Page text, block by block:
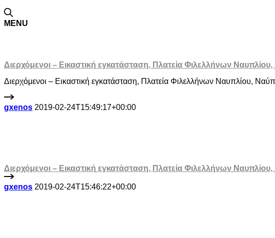
MENU
Διερχόμενοι – Εικαστική εγκατάσταση, Πλατεία Φιλελλήνων
Διερχόμενοι – Εικαστική εγκατάσταση, Πλατεία Φιλελλήνων Ναυπλίου,
gxenos 2019-02-24T15:49:17+00:00
Διερχόμενοι – Εικαστική εγκατάσταση, Πλατεία Φιλελλήνων
gxenos 2019-02-24T15:46:22+00:00